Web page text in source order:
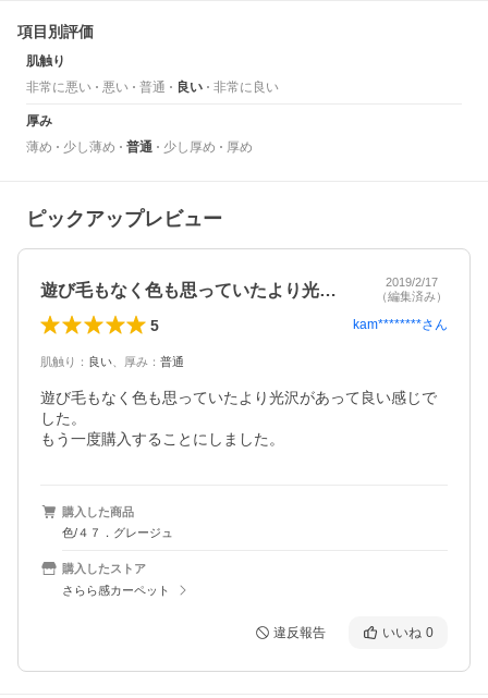
項目別評価
肌触り
非常に悪い
悪い 普通 良い 非常に良い
厚み
薄め
少し薄め 普通 少し厚め 厚め
ピックアップレビュー
遊び毛もなく色も思っていたより光沢があ…
2019/2/17
（編集済み）
5 kam********さん
肌触り ： 良い 厚み ： 普通
遊び毛もなく色も思っていたより光沢があって良い感じで
した。
もう一度購入することにしました。
購入した商品
色/４７．グレージュ
購入したストア
さらら感カーペット
違反報告 いいね 0